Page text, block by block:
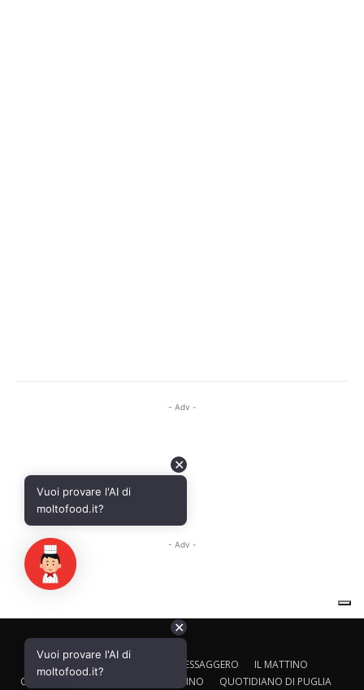
CALTAGIRONE EDITORE IL MESSAGGERO
IL MATTINO
CORRIERE ADRIATICO
IL GAZZETTINO QUOTIDIANO DI PUGLIA
✕
Vuoi provare l'AI di
moltofood.it?